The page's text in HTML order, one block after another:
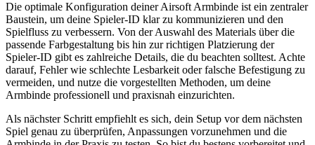
Die optimale Konfiguration deiner Airsoft Armbinde ist ein zentraler
Baustein, um deine Spieler-ID klar zu kommunizieren und den
Spielfluss zu verbessern. Von der Auswahl des Materials über die
passende Farbgestaltung bis hin zur richtigen Platzierung der
Spieler-ID gibt es zahlreiche Details, die du beachten solltest. Achte
darauf, Fehler wie schlechte Lesbarkeit oder falsche Befestigung zu
vermeiden, und nutze die vorgestellten Methoden, um deine
Armbinde professionell und praxisnah einzurichten.
Als nächster Schritt empfiehlt es sich, dein Setup vor dem nächsten
Spiel genau zu überprüfen, Anpassungen vorzunehmen und die